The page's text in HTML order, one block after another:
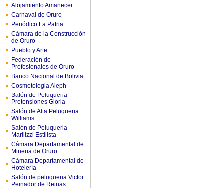
Alojamiento Amanecer
Carnaval de Oruro
Periódico La Patria
Cámara de la Construcción
de Oruro
Pueblo y Arte
Federación de
Profesionales de Oruro
Banco Nacional de Bolivia
Cosmetologia Aleph
Salón de Peluqueria
Pretensiones Gloria
Salón de Alta Peluqueria
Williams
Salón de Peluqueria
Marilizzi Estilista
Cámara Departamental de
Mineria de Oruro
Cámara Departamental de
Hotelería
Salón de peluqueria Victor
Peinador de Reinas